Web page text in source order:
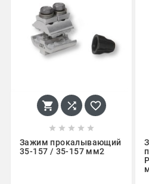
  
    
Зажим прокалывающий
35-157 / 35-157 мм2